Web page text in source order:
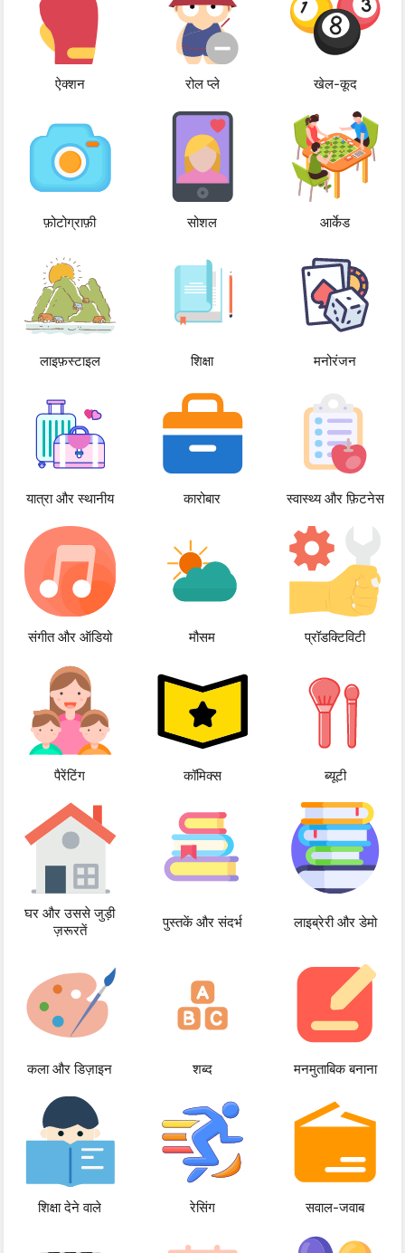
ऐक्शन रोल प्ले खेल-कूद
फ़ोटोग्राफ़ी सोशल आर्केड
लाइफ़स्टाइल शिक्षा मनोरंजन
यात्रा और स्थानीय कारोबार स्वास्थ्य और फ़िटनेस
संगीत और ऑडियो मौसम प्रॉडक्टिविटी
पैरेंटिंग कॉमिक्स ब्यूटी
घर और उससे जुड़ी
ज़रूरतें
पुस्तकें और संदर्भ लाइब्रेरी और डेमो
कला और डिज़ाइन शब्द मनमुताबिक बनाना
शिक्षा देने वाले रेसिंग सवाल-जवाब